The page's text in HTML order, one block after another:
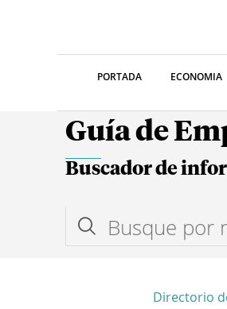
PORTADA ECONOMIA
Guía de
Buscador de
Directorio